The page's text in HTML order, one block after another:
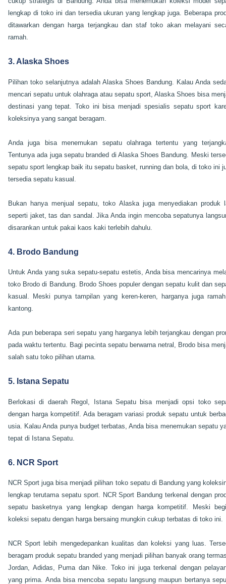
lengkap di toko ini dan tersedia ukuran yang lengkap juga. Beberapa
ditawarkan dengan harga terjangkau dan staf toko akan melayani
ramah.
3. Alaska Shoes
Pilihan toko selanjutnya adalah Alaska Shoes Bandung. Kalau Anda
mencari sepatu untuk olahraga atau sepatu sport, Alaska Shoes bisa
destinasi yang tepat. Toko ini bisa menjadi spesialis sepatu sport
koleksinya yang sangat beragam.
Anda juga bisa menemukan sepatu olahraga tertentu yang
Tentunya ada juga sepatu branded di Alaska Shoes Bandung. Meski
sepatu sport lengkap baik itu sepatu basket, running dan bola, di toko ini
tersedia sepatu kasual.
Bukan hanya menjual sepatu, toko Alaska juga menyediakan produk
seperti jaket, tas dan sandal. Jika Anda ingin mencoba sepatunya
disarankan untuk pakai kaos kaki terlebih dahulu.
4. Brodo Bandung
Untuk Anda yang suka sepatu-sepatu estetis, Anda bisa mencarinya
toko Brodo di Bandung. Brodo Shoes populer dengan sepatu kulit dan
kasual. Meski punya tampilan yang keren-keren, harganya juga
kantong.
Ada pun beberapa seri sepatu yang harganya lebih terjangkau dengan
pada waktu tertentu. Bagi pecinta sepatu berwarna netral, Brodo bisa
salah satu toko pilihan utama.
5. Istana Sepatu
Berlokasi di daerah Regol, Istana Sepatu bisa menjadi opsi toko
dengan harga kompetitif. Ada beragam variasi produk sepatu untuk
usia. Kalau Anda punya budget terbatas, Anda bisa menemukan sepatu
tepat di Istana Sepatu.
6. NCR Sport
NCR Sport juga bisa menjadi pilihan toko sepatu di Bandung yang
lengkap terutama sepatu sport. NCR Sport Bandung terkenal dengan
sepatu basketnya yang lengkap dengan harga kompetitif. Meski
koleksi sepatu dengan harga bersaing mungkin cukup terbatas di toko ini.
NCR Sport lebih mengedepankan kualitas dan koleksi yang luas.
beragam produk sepatu branded yang menjadi pilihan banyak orang
Jordan, Adidas, Puma dan Nike. Toko ini juga terkenal dengan
yang prima. Anda bisa mencoba sepatu langsung maupun bertanya